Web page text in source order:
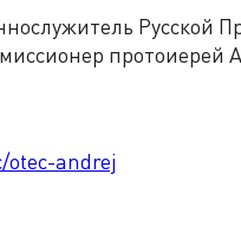
Русской
протоиерей
andrej